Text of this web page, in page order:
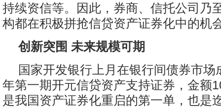
持续资信等。因此，券商、信托公司乃
构都在积极拼抢信贷资产证券化中的机
创新突围 未来规模可期
国家开发银行上月在银行间债券市场
年第一期开元信贷资产支持证券，金额
是我国资产证券化重启的第一单，也是